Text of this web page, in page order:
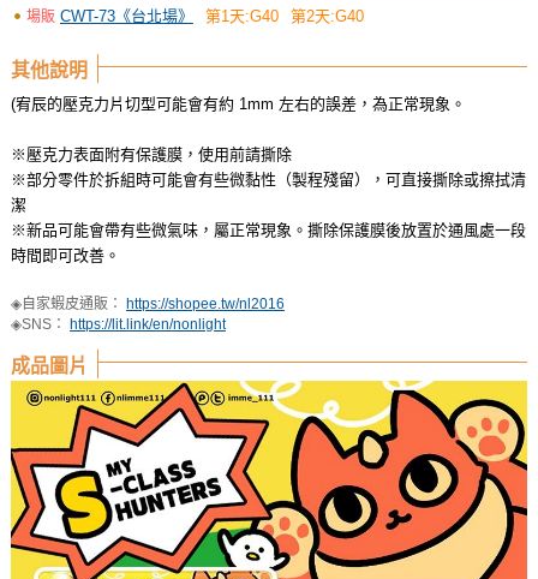
場販 CWT-73《台北場》 第1天:G40 第2天:G40
其他說明
(宥辰的壓克力片切型可能會有約 1mm 左右的誤差，為正常現象。
※壓克力表面附有保護膜，使用前請撕除
※部分零件於拆組時可能會有些微黏性（製程殘留），可直接撕除或擦拭清
潔
※新品可能會帶有些微氣味，屬正常現象。撕除保護膜後放置於通風處一段
時間即可改善。
◈自家蝦皮通販： https://shopee.tw/nl2016
◈SNS： https://lit.link/en/nonlight
成品圖片